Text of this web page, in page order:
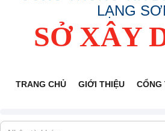
LẠNG
SỞ XÂY
TRANG CHỦ GIỚI THIỆU CỔNG